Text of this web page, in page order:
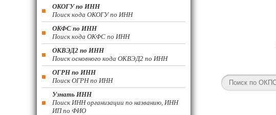
ОКОГУ по ИНН
Поиск кода ОКОГУ по ИНН
ОКФС по ИНН
Поиск кода ОКФС по ИНН
ОКВЭД2 по ИНН
Поиск основного кода ОКВЭД2 по ИНН
ОГРН по ИНН
Поиск ОГРН по ИНН
Узнать ИНН
Поиск ИНН организации по названию, ИНН
ИП по ФИО